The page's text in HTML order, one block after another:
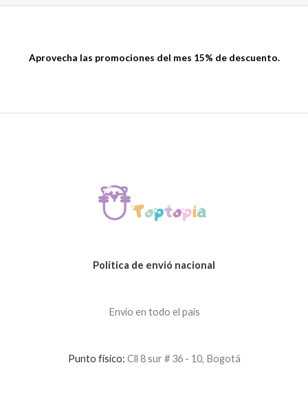
Aprovecha las promociones del mes 15% de descuento.
Política de envió nacional
Envio en todo el país
Punto físico: Cll 8 sur # 36 - 10, Bogotá